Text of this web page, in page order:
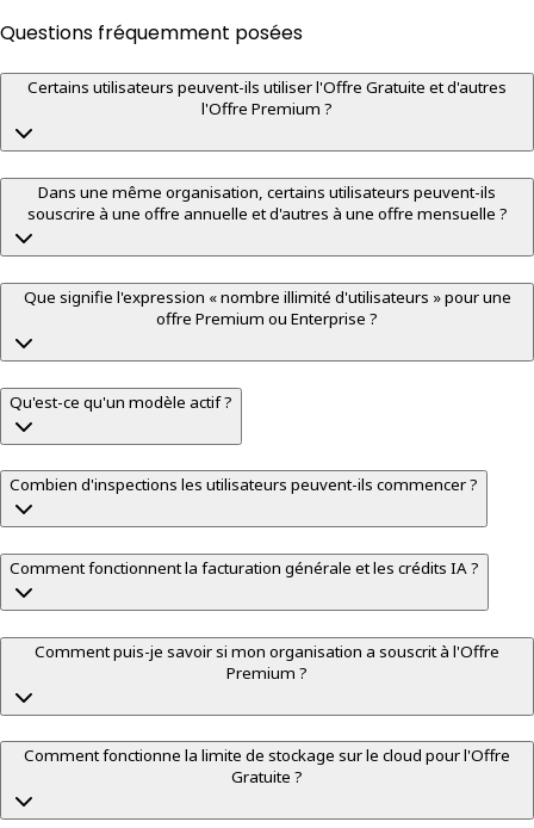
Questions fréquemment posées
Certains utilisateurs peuvent-ils utiliser l'Offre Gratuite et d'autres
l'Offre Premium ?
Dans une même organisation, certains utilisateurs peuvent-ils
souscrire à une offre annuelle et d'autres à une offre mensuelle ?
Que signifie l'expression « nombre illimité d'utilisateurs » pour une
offre Premium ou Enterprise ?
Qu'est-ce qu'un modèle actif ?
Combien d'inspections les utilisateurs peuvent-ils commencer ?
Comment fonctionnent la facturation générale et les crédits IA ?
Comment puis-je savoir si mon organisation a souscrit à l'Offre
Premium ?
Comment fonctionne la limite de stockage sur le cloud pour l'Offre
Gratuite ?